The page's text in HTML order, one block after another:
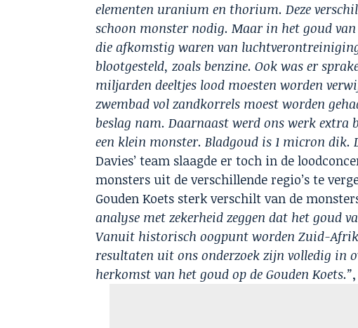
elementen uranium en thorium. Deze
schoon monster nodig. Maar in het goud van
die afkomstig waren van
blootgesteld, zoals benzine. Ook was er
miljarden deeltjes lood moesten worden
zwembad vol zandkorrels moest worden
beslag nam. Daarnaast werd ons werk
een klein monster. Bladgoud is 1 micron dik.
Davies’ team slaagde er toch in de
monsters uit de verschillende regio’s te
Gouden Koets sterk verschilt van de
analyse met zekerheid zeggen dat het goud
Vanuit historisch oogpunt worden Zuid-
resultaten uit ons onderzoek zijn volledig in
herkomst van het goud op de Gouden Koets.”